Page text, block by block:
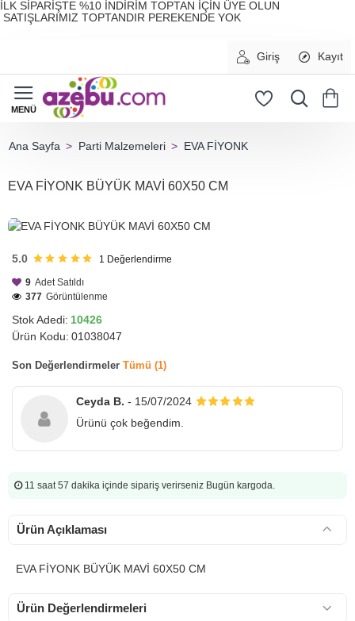
İLK SİPARİŞTE %10 İNDİRİM TOPTAN İÇİN ÜYE OLUN
SATIŞLARIMIZ TOPTANDIR PEREKENDE YOK
Giriş Kayıt
Parti Malzemeleri EVA FİYONK
EVA FİYONK BÜYÜK MAVİ 60X50 CM
5.0 1 Değerlendirme
Stok Adedi: 10426
Ürün Kodu: 01038047
9 Adet Satıldı
377 Görüntülenme
Son Değerlendirmeler Tümü (1)
Ceyda B. - 15/07/2024
Ürünü çok beğendim.
11 saat 57 dakika içinde sipariş verirseniz Bugün kargoda.
Ürün Açıklaması
EVA FİYONK BÜYÜK MAVİ 60X50 CM
Ürün Değerlendirmeleri